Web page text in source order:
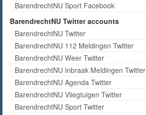
BarendrechtNU Sport Facebook
BarendrechtNU Twitter accounts
BarendrechtNU Twitter
BarendrechtNU 112 Meldingen Twitter
BarendrechtNU Weer Twitter
BarendrechtNU Inbraak Meldingen Twitter
BarendrechtNU Agenda Twitter
BarendrechtNU Vliegtuigen Twitter
BarendrechtNU Sport Twitter